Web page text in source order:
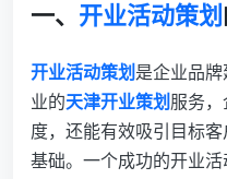
一、 开业活动策划
开业活动策划 是企业品
业的天津开业策划 服务，
度，还能有效吸引目标
基础。一个成功的开业